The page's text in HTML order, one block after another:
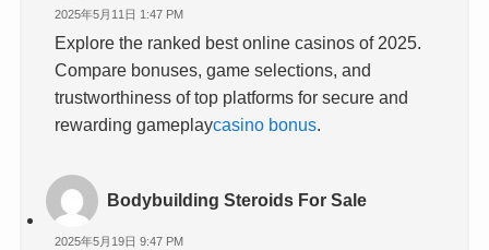
2025年5月11日 1:47 PM
Explore the ranked best online casinos of 2025.
Compare bonuses, game selections, and
trustworthiness of top platforms for secure and
rewarding gameplaycasino bonus.
Bodybuilding Steroids For Sale
2025年5月19日 9:47 PM